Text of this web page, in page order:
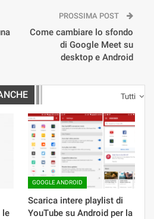
PROSSIMA POST
Come cambiare lo sfondo
di Google Meet su
desktop e Android
Tutti
le
GOOGLE ANDROID
Scarica intere playlist di
YouTube su Android per la